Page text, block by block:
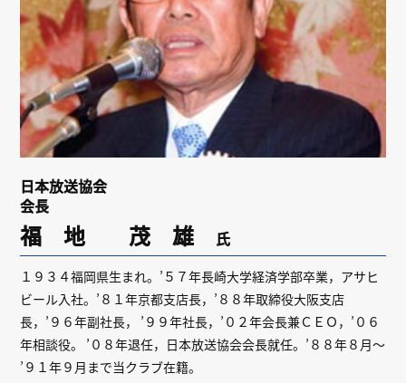
English
日本放送協会
会長
福 地 茂 雄 氏
１９３４福岡県生まれ。’５７年長崎大学経済学部卒業，アサヒ
ビール入社。’８１年京都支店長，’８８年取締役大阪支店
長，’９６年副社長， ’９９年社長，’０２年会長兼ＣＥＯ，’０６
年相談役。 ’０８年退任，日本放送協会会長就任。’８８年８月～
’９１年９月まで当クラブ在籍。